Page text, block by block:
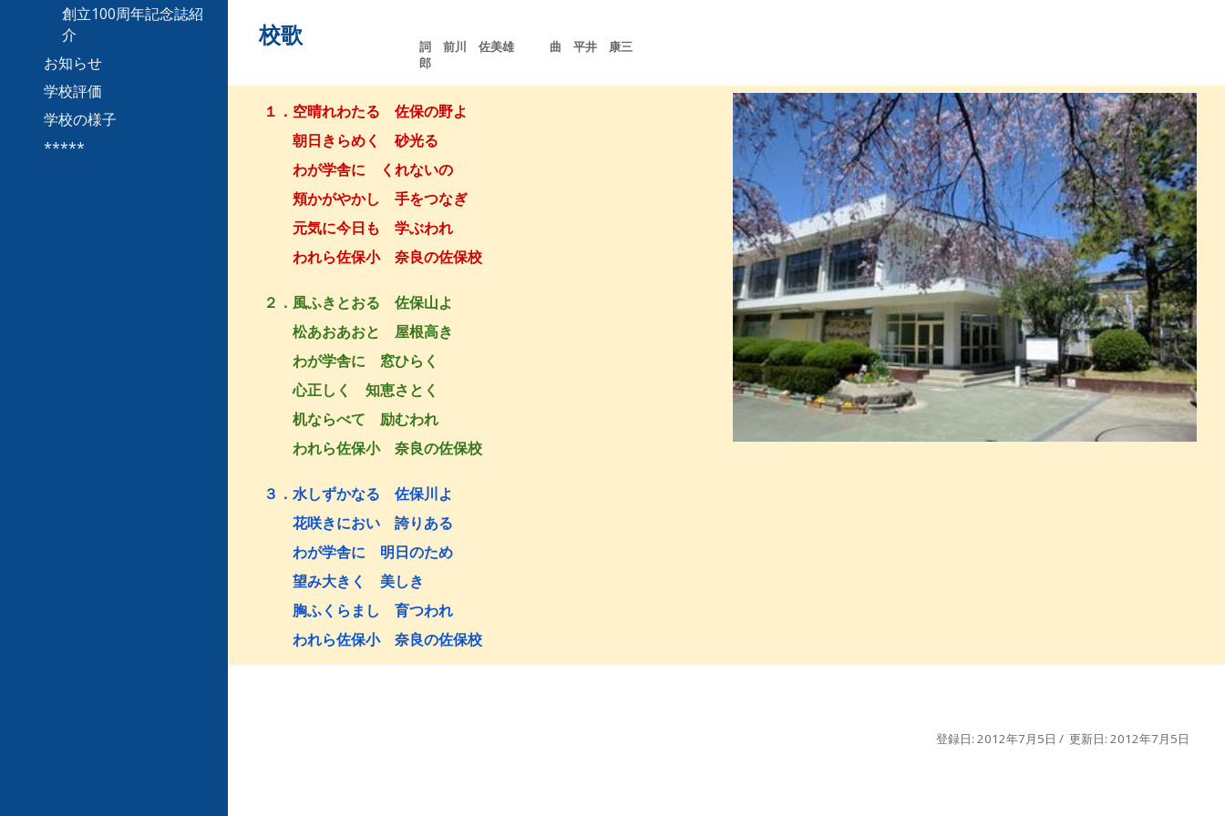
創立100周年記念誌紹
介
お知らせ
学校評価
学校の様子
*****
校歌
詞 前川 佐美雄 曲 平井 康三
郎
１．空晴れわたる 佐保の野よ
朝日きらめく 砂光る
わが学舎に くれないの
頬かがやかし 手をつなぎ
元気に今日も 学ぶわれ
われら佐保小 奈良の佐保校
２．風ふきとおる 佐保山よ
松あおあおと 屋根高き
わが学舎に 窓ひらく
心正しく 知恵さとく
机ならべて 励むわれ
われら佐保小 奈良の佐保校
３．水しずかなる 佐保川よ
花咲きにおい 誇りある
わが学舎に 明日のため
望み大きく 美しき
胸ふくらまし 育つわれ
われら佐保小 奈良の佐保校
登録日: 2012年7月5日 / 更新日: 2012年7月5日